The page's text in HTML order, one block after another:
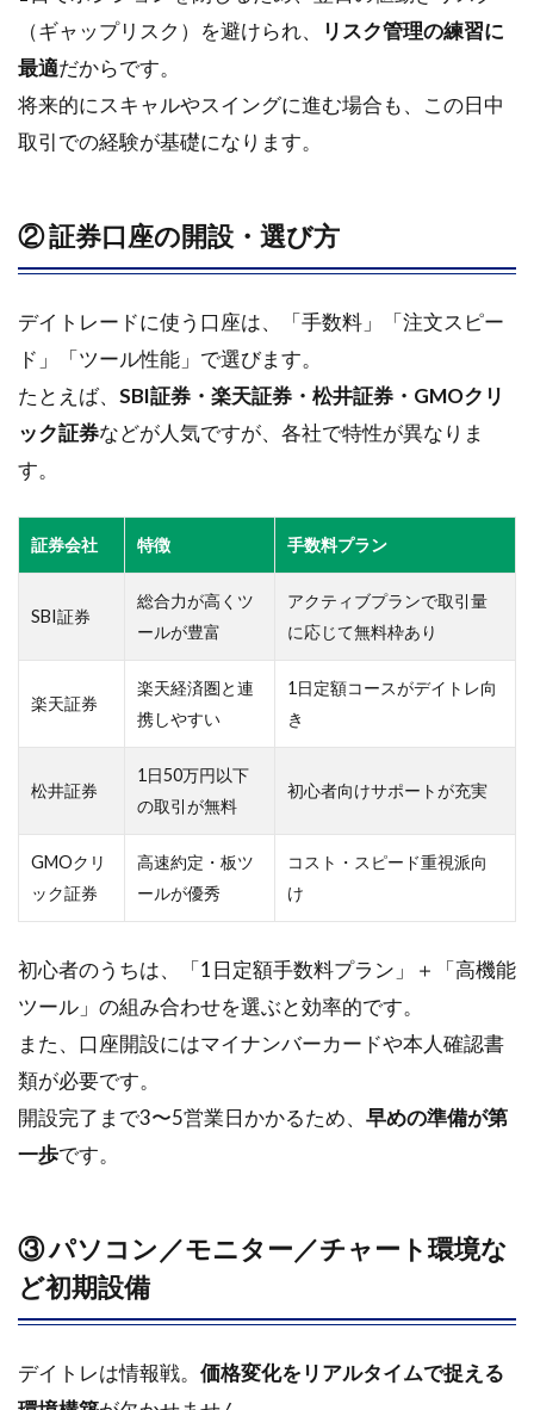
引ル
ール
の構
築
ント
損切
り・
利
要
資
金
益
モ
デ
を
す
初心
金目
安
収益
ルと
期待
考え
方
2.3
ない
とき
の戦
略
プロ
（ギャップリスク）を避けられ、
リスク管理の練習に
最適だからです。
将来的にスキャルやスイングに進む場合も、この日中
取引での経験が基礎になります。
② 証券口座の開設・選び方
デイトレードに使う口座は、「手数料」「注文スピー
ド」「ツール性能」で選びます。
たとえば、 SBI証券・楽天証券・松井証券・GMOクリ
ック証券などが人気ですが、各社で特性が異なりま
す。
証券会社 特徴 手数料プラン
SBI証券
総合力が高くツ
ールが豊富
アクティブプランで取引量
に応じて無料枠あり
楽天証券
楽天経済圏と連
携しやすい
1日定額コースがデイトレ向
き
松井証券
1日50万円以下
の取引が無料
初心者向けサポートが充実
GMOクリ
ック証券
高速約定・板ツ
ールが優秀
コスト・スピード重視派向
け
初心者のうちは、「1日定額手数料プラン」＋「高機能
ツール」の組み合わせを選ぶと効率的です。
また、口座開設にはマイナンバーカードや本人確認書
類が必要です。
開設完了まで3〜5営業日かかるため、 早めの準備が第
一歩です。
③ パソコン／モニター／チャート環境な
ど初期設備
デイトレは情報戦。 価格変化をリアルタイムで捉える